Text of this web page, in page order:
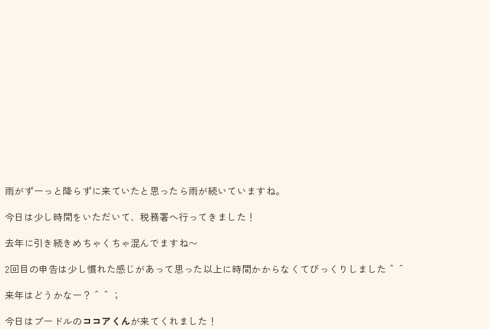
雨がずーっと降らずに来ていたと思ったら雨が続いていますね。
今日は少し時間をいただいて、税務署へ行ってきました！
去年に引き続きめちゃくちゃ混んでますね〜
2回目の申告は少し慣れた感じがあって思った以上に時間かからなくてびっくりしました＾＾
来年はどうかなー？＾＾；
今日はプードルの ココアくんが来てくれました！